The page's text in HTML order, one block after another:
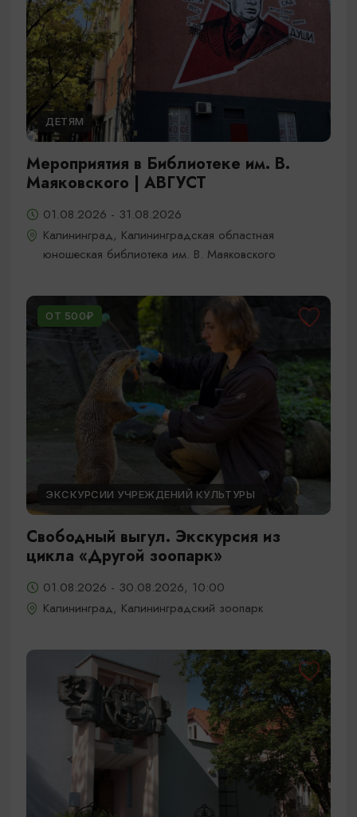
ДЕТЯМ
Мероприятия в Библиотеке им. В.
Маяковского | АВГУСТ
01.08.2026 - 31.08.2026
Калининград, Калининградская областная
юношеская библиотека им. В. Маяковского
ОТ 500₽
ЭКСКУРСИИ УЧРЕЖДЕНИЙ КУЛЬТУРЫ
Свободный выгул. Экскурсия из
цикла «Другой зоопарк»
01.08.2026 - 30.08.2026, 10:00
Калининград, Калининградский зоопарк